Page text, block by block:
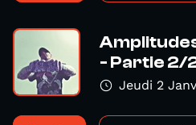
- Partie 2/
Jeudi 2